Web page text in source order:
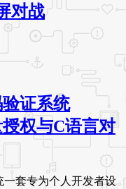
对战
证系统
权与C语言对
一套专为个人开发者设